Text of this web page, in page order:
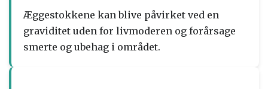
Æggestokkene kan blive påvirket ved en
graviditet uden for livmoderen og forårsage
smerte og ubehag i området.